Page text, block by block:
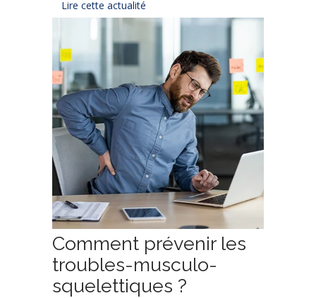
Lire cette actualité
Comment prévenir les
troubles-musculo-
squelettiques ?